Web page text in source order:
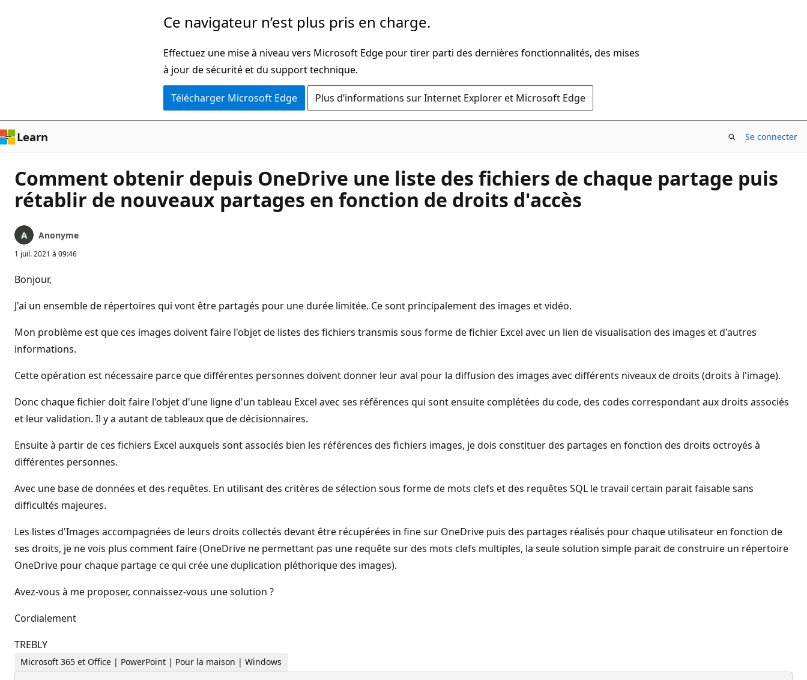
Ce navigateur n’est plus pris en charge.
Effectuez une mise à niveau vers Microsoft Edge pour tirer parti des dernières fonctionnalités, des mises
à jour de sécurité et du support technique.
Télécharger Microsoft Edge Plus d’informations sur Internet Explorer et Microsoft Edge
Learn Se connecter
Comment obtenir depuis OneDrive une liste des fichiers de chaque partage puis
rétablir de nouveaux partages en fonction de droits d'accès
Anonyme
1 juil. 2021 à 09:46
Bonjour,
J'ai un ensemble de répertoires qui vont être partagés pour une durée limitée. Ce sont principalement des images et vidéo.
Mon problème est que ces images doivent faire l'objet de listes des fichiers transmis sous forme de fichier Excel avec un lien de visualisation des images et d'autres
informations.
Cette opération est nécessaire parce que différentes personnes doivent donner leur aval pour la diffusion des images avec différents niveaux de droits (droits à l'image).
Donc chaque fichier doit faire l'objet d'une ligne d'un tableau Excel avec ses références qui sont ensuite complétées du code, des codes correspondant aux droits associés
et leur validation. Il y a autant de tableaux que de décisionnaires.
Ensuite à partir de ces fichiers Excel auxquels sont associés bien les références des fichiers images, je dois constituer des partages en fonction des droits octroyés à
différentes personnes.
Avec une base de données et des requêtes. En utilisant des critères de sélection sous forme de mots clefs et des requêtes SQL le travail certain parait faisable sans
difficultés majeures.
Les listes d'Images accompagnées de leurs droits collectés devant être récupérées in fine sur OneDrive puis des partages réalisés pour chaque utilisateur en fonction de
ses droits, je ne vois plus comment faire (OneDrive ne permettant pas une requête sur des mots clefs multiples, la seule solution simple parait de construire un répertoire
OneDrive pour chaque partage ce qui crée une duplication pléthorique des images).
Avez-vous à me proposer, connaissez-vous une solution ?
Cordialement
TREBLY
Microsoft 365 et Office | PowerPoint | Pour la maison | Windows